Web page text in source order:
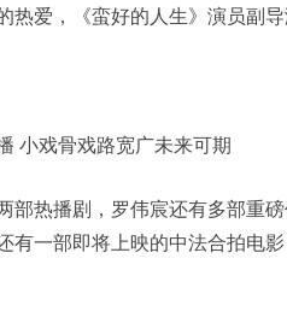
热爱，《蛮好的人生》演员副
戏骨戏路宽广未来可期
热播剧，罗伟宸还有多部重磅
有一部即将上映的中法合拍电